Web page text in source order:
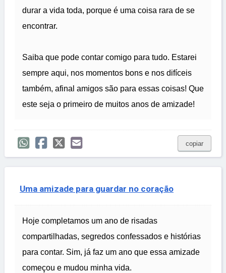
durar a vida toda, porque é uma coisa rara de se
encontrar.
Saiba que pode contar comigo para tudo. Estarei
sempre aqui, nos momentos bons e nos difíceis
também, afinal amigos são para essas coisas! Que
este seja o primeiro de muitos anos de amizade!
copiar
Uma amizade para guardar no coração
Hoje completamos um ano de risadas
compartilhadas, segredos confessados e histórias
para contar. Sim, já faz um ano que essa amizade
começou e mudou minha vida.